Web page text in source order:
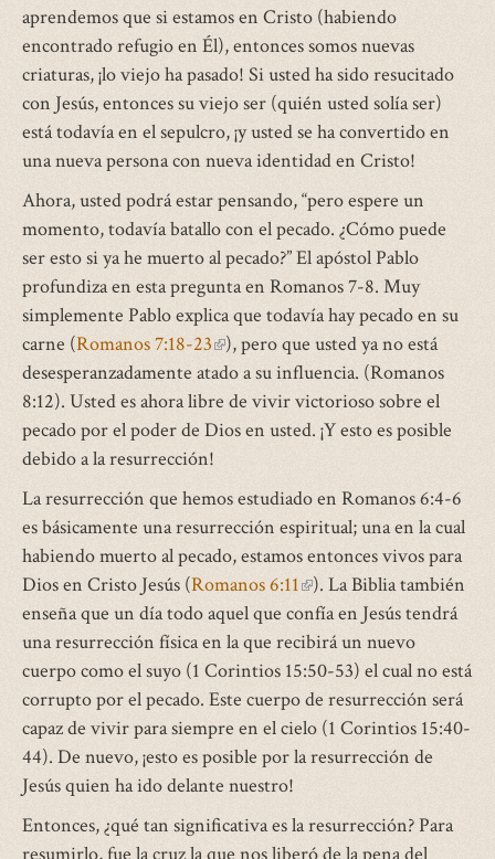
aprendemos que si estamos en Cristo (habiendo
encontrado refugio en Él), entonces somos nuevas
criaturas, ¡lo viejo ha pasado! Si usted ha sido resucitado
con Jesús, entonces su viejo ser (quién usted solía ser)
está todavía en el sepulcro, ¡y usted se ha convertido en
una nueva persona con nueva identidad en Cristo!
Ahora, usted podrá estar pensando, “pero espere un
momento, todavía batallo con el pecado. ¿Cómo puede
ser esto si ya he muerto al pecado?” El apóstol Pablo
profundiza en esta pregunta en Romanos 7-8. Muy
simplemente Pablo explica que todavía hay pecado en su
carne (Romanos 7:18-23(link
is
external)
), pero que usted ya no está
desesperanzadamente atado a su influencia. (Romanos
8:12). Usted es ahora libre de vivir victorioso sobre el
pecado por el poder de Dios en usted. ¡Y esto es posible
debido a la resurrección!
La resurrección que hemos estudiado en Romanos 6:4-6
es básicamente una resurrección espiritual; una en la cual
habiendo muerto al pecado, estamos entonces vivos para
Dios en Cristo Jesús (Romanos 6:11(link
is
external)
). La Biblia también
enseña que un día todo aquel que confía en Jesús tendrá
una resurrección física en la que recibirá un nuevo
cuerpo como el suyo (1 Corintios 15:50-53) el cual no está
corrupto por el pecado. Este cuerpo de resurrección será
capaz de vivir para siempre en el cielo (1 Corintios 15:40-
44). De nuevo, ¡esto es posible por la resurrección de
Jesús quien ha ido delante nuestro!
Entonces, ¿qué tan significativa es la resurrección? Para
resumirlo, fue la cruz la que nos liberó de la pena del